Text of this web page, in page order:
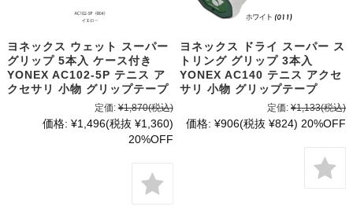
ヨネックス ウェット スーパー
グリップ 5本入 ケース付き
YONEX AC102-5P テニス ア
クセサリ 小物 グリップテープ
定価: ¥1,870(税込)
価格: ¥1,496(税抜 ¥1,360)
20%OFF
ヨネックス ドライ スーパー ス
トリング グリップ 3本入
YONEX AC140 テニス アクセ
サリ 小物 グリップテープ
定価: ¥1,133(税込)
価格: ¥906(税抜 ¥824) 20%OFF